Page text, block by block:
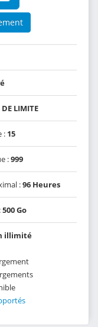
DE LIMITE
: 15
:999
:96 Heures
500 Go
illimité